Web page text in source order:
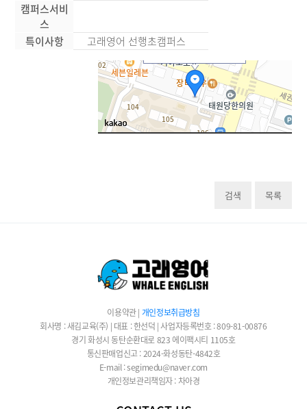
캠퍼스서비
스
특이사항
고래영어 선행초캠퍼스
고래영어 선행초캠퍼스
목록
검색
이용약관| 개인정보취급방침
회사명 : 새김교육(주) | 대표 : 한선덕 | 사업자등록번호 : 809-81-00876
경기 화성시 동탄순환대로 823 에이팩시티 1105호
통신판매업신고 : 2024-화성동탄-4842호
E-mail : segimedu@naver.com
개인정보관리책임자 : 차아경